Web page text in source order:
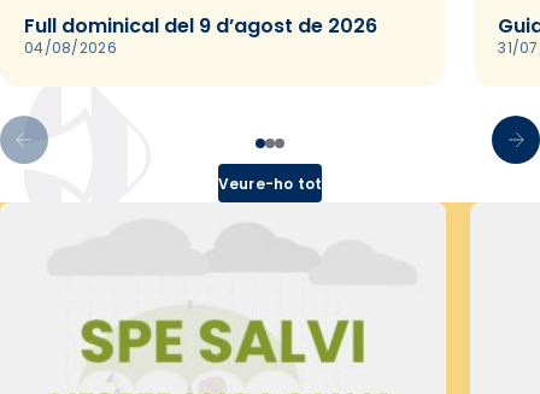
Full dominical del 9 d’agost de 2026
04/08/2026 31/
Veure-ho tot